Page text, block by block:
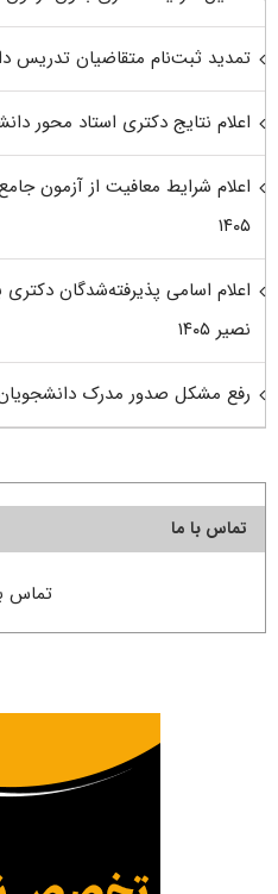
تمدید ثبت‌نام متقاضیان تدریس
اعلام نتایج دکتری استاد محور
اعلام شرایط معافیت از آزمون
۱۴۰۵
اعلام اسامی پذیرفته‌شدگان
نصیر ۱۴۰۵
رفع مشکل صدور مدرک دانشجویان
تماس با ما
تماس